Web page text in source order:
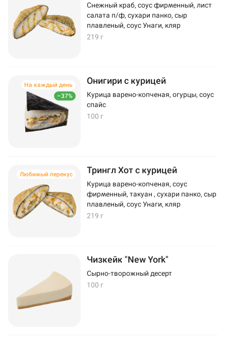
Снежный краб, соус фирменный, лист
салата п/ф, сухари панко, сыр
плавленый, соус Унаги, кляр
219 г
–37%
На каждый день Онигири с курицей
Курица варено-копченая, огурцы, соус
спайс
100 г
Любимый перекус Трингл Хот с курицей
Курица варено-копченая, соус
фирменный, такуан , сухари панко, сыр
плавленый, соус Унаги, кляр
219 г
Чизкейк "New York"
Сырно-творожный десерт
100 г